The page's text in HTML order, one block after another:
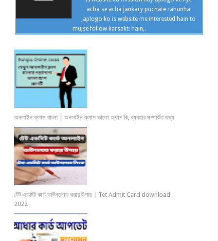
acha se acha jankary puchate rahunha
,aplogo ko is website me interested hain to
mujse follow karsakti hain,.
অনলাইন ক্লাস বাংলা | অনলাইন ক্লাস ভালো অ্যাপ কি, ব্যবহার সম্পর্কিত তথ্য
টেট এডমিট কার্ড ডাউনলোড করার উপায় | Tet Admit Card download
2022